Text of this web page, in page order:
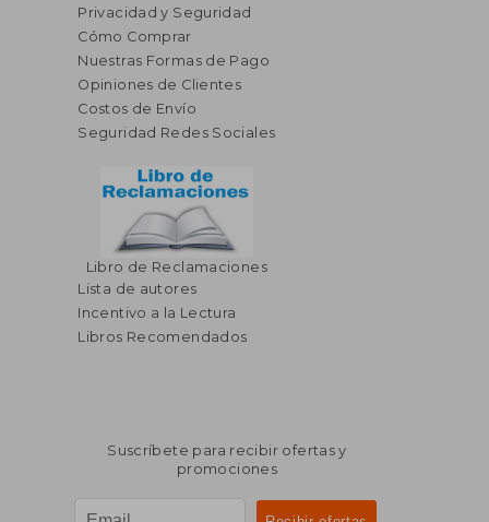
Privacidad y Seguridad
Cómo Comprar
Nuestras Formas de Pago
Opiniones de Clientes
Costos de Envío
Seguridad Redes Sociales
Libro de Reclamaciones
Lista de autores
Incentivo a la Lectura
Libros Recomendados
Suscríbete para recibir ofertas y
promociones